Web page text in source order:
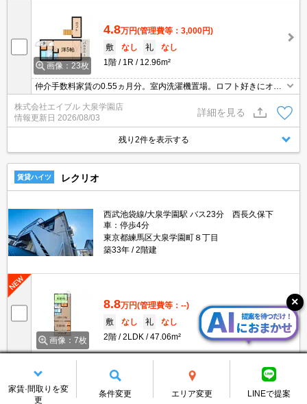
画像：23枚
4.8万円(管理費等：3,000円)
敷
なし 礼
なし
1階
1R 12.96m²
仲介手数料家賃の0.55ヵ月分。室内洗濯機置場。ロフト好きにオス
スメ。退去時の清掃費実費。コンビニへ徒歩9分(720m)。スーパー
へ徒歩8分(600m)。
株式会社エイブル 大泉学園店
情報更新日 2026/08/03
詳細を見る
残り2件を表示する
賃貸ハイツ レクリオ
西武池袋線/大泉学園駅 バス23分 西長久保下
車：停歩4分
東京都練馬区大泉学園町８丁目
築33年
2階建
画像：7枚
8.8万円(管理費等：--)
敷
なし 礼
なし
2階
2LDK 47.06m²
情報更新日
家賃·間取りを変
更
条件変更 エリア変更 LINEで提案